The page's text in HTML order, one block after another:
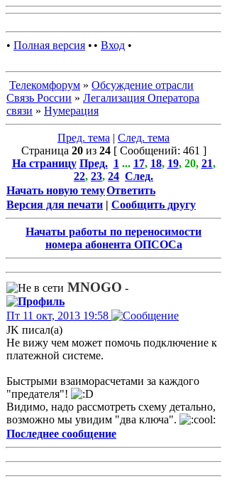
• Полная версия • • Вход •
Телекомфорум » Обсуждение отрасли
Связь России » Легализация Оператора
связи » Нумерация
Пред. тема | След. тема
Страница 20из 24[ Сообщений: 461 ]
На страницу Пред. 1 ... 17, 18, 19, 20, 21,
22, 23, 24 След.
Начать новую темуОтветить
Версия для печати | Сообщить другу
Начаты работы по переносимости
номера абонента ОПСОСа
MNOGO -
Пт 11 окт, 2013 19:58
JK писал(а)
Не вижу чем может помочь подключение к
платежной системе.
Быстрыми взаиморасчетами за каждого
"предателя"!
Видимо, надо рассмотреть схему детально,
возможно мы увидим "два ключа".
Последнее сообщение